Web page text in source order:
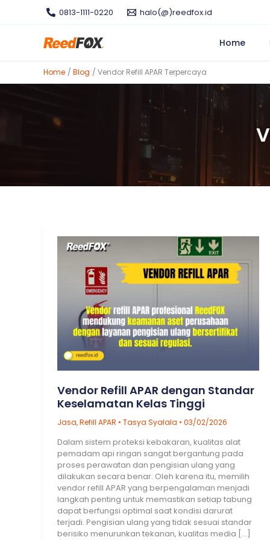
0813-1111-0220 halo(@)reedfox.id
Home
Home Blog Vendor Refill APAR Terpercaya
Vendor Refill APAR dengan Standar
Keselamatan Kelas Tinggi
Jasa,Refill APAR • Tasya Syalala • 03/02/2026
Dalam sistem proteksi kebakaran, kualitas alat
pemadam api ringan sangat bergantung pada
proses perawatan dan pengisian ulang yang
dilakukan secara benar. Oleh karena itu, memilih
vendor refill APAR yang berpengalaman menjadi
langkah penting untuk memastikan setiap tabung
dapat berfungsi optimal saat kondisi darurat
terjadi. Pengisian ulang yang tidak sesuai standar
berisiko menurunkan tekanan, kualitas media […]